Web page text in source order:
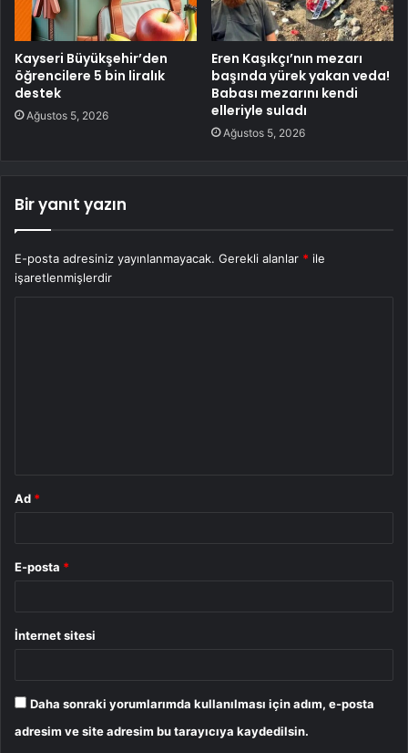
Kayseri Büyükşehir’den
öğrencilere 5 bin liralık
destek
Ağustos 5, 2026
Eren Kaşıkçı’nın mezarı
başında yürek yakan veda!
Babası mezarını kendi
elleriyle suladı
Ağustos 5, 2026
Bir yanıt yazın
E-posta adresiniz yayınlanmayacak. Gerekli alanlar * ile
işaretlenmişlerdir
Ad *
E-posta *
İnternet sitesi
Daha sonraki yorumlarımda kullanılması için adım, e-posta
adresim ve site adresim bu tarayıcıya kaydedilsin.